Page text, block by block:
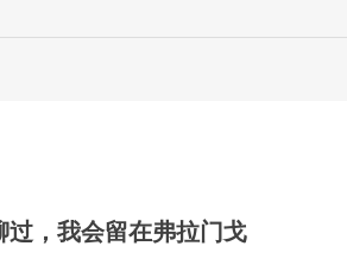
，我会留在弗拉门戈